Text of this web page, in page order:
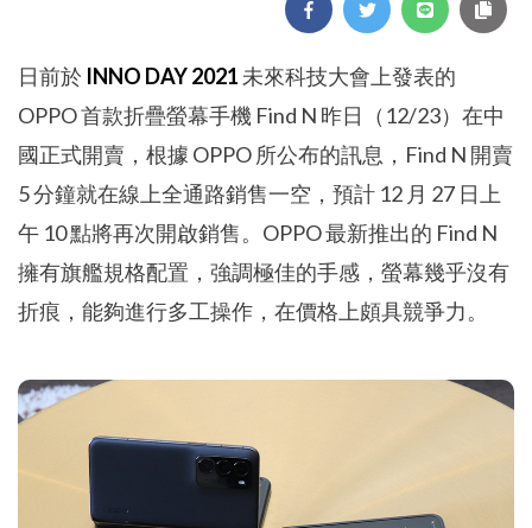
日前於 INNO DAY 2021 未來科技大會上發表的
OPPO 首款折疊螢幕手機 Find N 昨日（12/23）在中
國正式開賣，根據 OPPO 所公布的訊息，Find N 開賣
5 分鐘就在線上全通路銷售一空，預計 12 月 27 日上
午 10 點將再次開啟銷售。OPPO 最新推出的 Find N
擁有旗艦規格配置，強調極佳的手感，螢幕幾乎沒有
折痕，能夠進行多工操作，在價格上頗具競爭力。